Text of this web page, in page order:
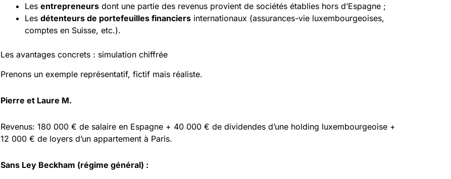
Les entrepreneurs dont une partie des revenus provient de sociétés établies hors d’Espagne ;
Les détenteurs de portefeuilles financiers internationaux (assurances-vie luxembourgeoises,
comptes en Suisse, etc.).
Les avantages concrets : simulation chiffrée
Prenons un exemple représentatif, fictif mais réaliste.
Pierre et Laure M.
Revenus: 180 000 € de salaire en Espagne + 40 000 € de dividendes d’une holding luxembourgeoise +
12 000 € de loyers d’un appartement à Paris.
Sans Ley Beckham (régime général) :